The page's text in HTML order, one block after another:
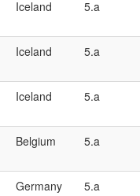
Iceland 5.a
Iceland 5.a
Iceland 5.a
Belgium 5.a
Germany 5.a